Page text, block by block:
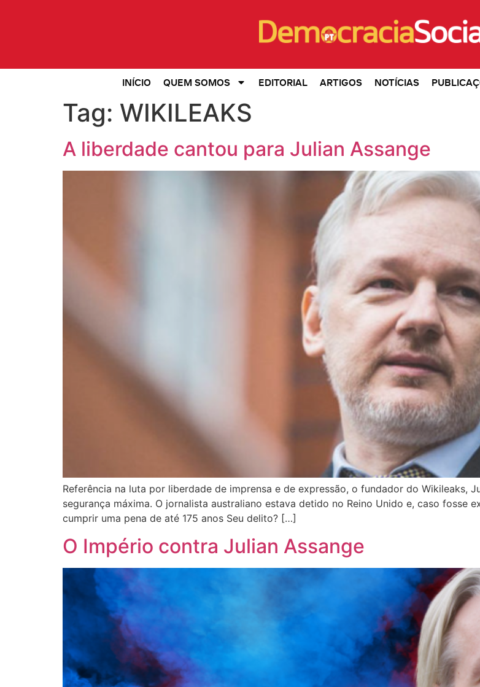
INÍCIO QUEM SOMOS EDITORIAL ARTIGOS NOTÍCIAS
Tag: WIKILEAKS
A liberdade cantou para Julian Assange
Referência na luta por liberdade de imprensa e de expressão, o fundador do Wikileaks,
segurança máxima. O jornalista australiano estava detido no Reino Unido e, caso fosse
cumprir uma pena de até 175 anos Seu delito? […]
O Império contra Julian Assange